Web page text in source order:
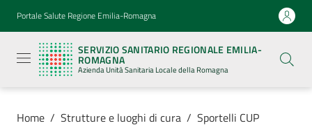
Vai al contenuto
Vai alla navigazione
Vai al footer
Portale Salute Regione Emilia-Romagna
SERVIZIO SANITARIO REGIONALE EMILIA-
ROMAGNA
Azienda Unità Sanitaria Locale della Romagna
Sanitario
Regionale
Emilia-
Romagna
Azienda
Sanitaria
Locale della
Home / Strutture e luoghi di cura / Sportelli CUP